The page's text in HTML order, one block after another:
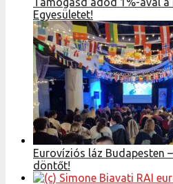
Egyesületet!
Eurovíziós láz Budapesten
döntőt!